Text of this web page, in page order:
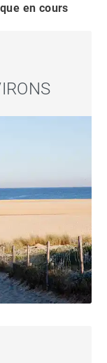
en cours